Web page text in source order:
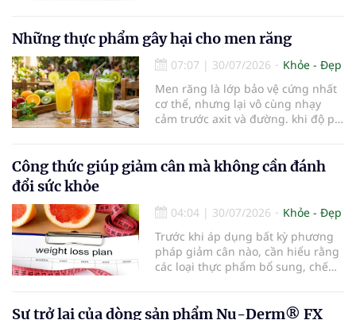
mạnh, có thể góp phần bảo vệ tế
bào thần kinh, duy trì trí nhớ và
giúp NCT sống minh mẫn, tự chủ
lâu hơn.
Những thực phẩm gây hại cho men răng
07:07 | 30/07/2026
Khỏe - Đẹp
Men răng là lớp bảo vệ cứng nhất
cơ thể, nhưng lại vô cùng nhạy
cảm trước axit và đường. khi độ pH
đường cho vi khuẩn tấn công và
dẫn đến mòn men răng, sâu răng.
hại cho men răng.
Công thức giúp giảm cân mà không cần đánh
đổi sức khỏe
04:04 | 30/07/2026
Khỏe - Đẹp
Trước khi áp dụng bất kỳ phương
pháp giảm cân nào, cần hiểu rằng
các loại thực phẩm bổ sung, chế
lúc nào cũng an toàn hay mang lại
Sự trở lại của dòng sản phẩm Nu-Derm® FX